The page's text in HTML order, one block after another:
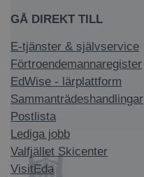
GÅ DIREKT TILL
E-tjänster & självservice
Förtroendemannaregister
EdWise - lärplattform
Sammanträdeshandlingar
Postlista
Lediga jobb
Valfjället Skicenter
VisitEda